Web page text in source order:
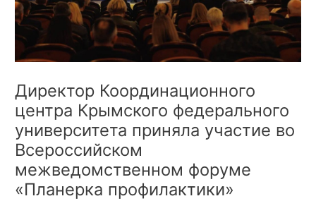
Директор Координационного
центра Крымского федерального
университета приняла участие во
Всероссийском
межведомственном форуме
«Планерка профилактики»